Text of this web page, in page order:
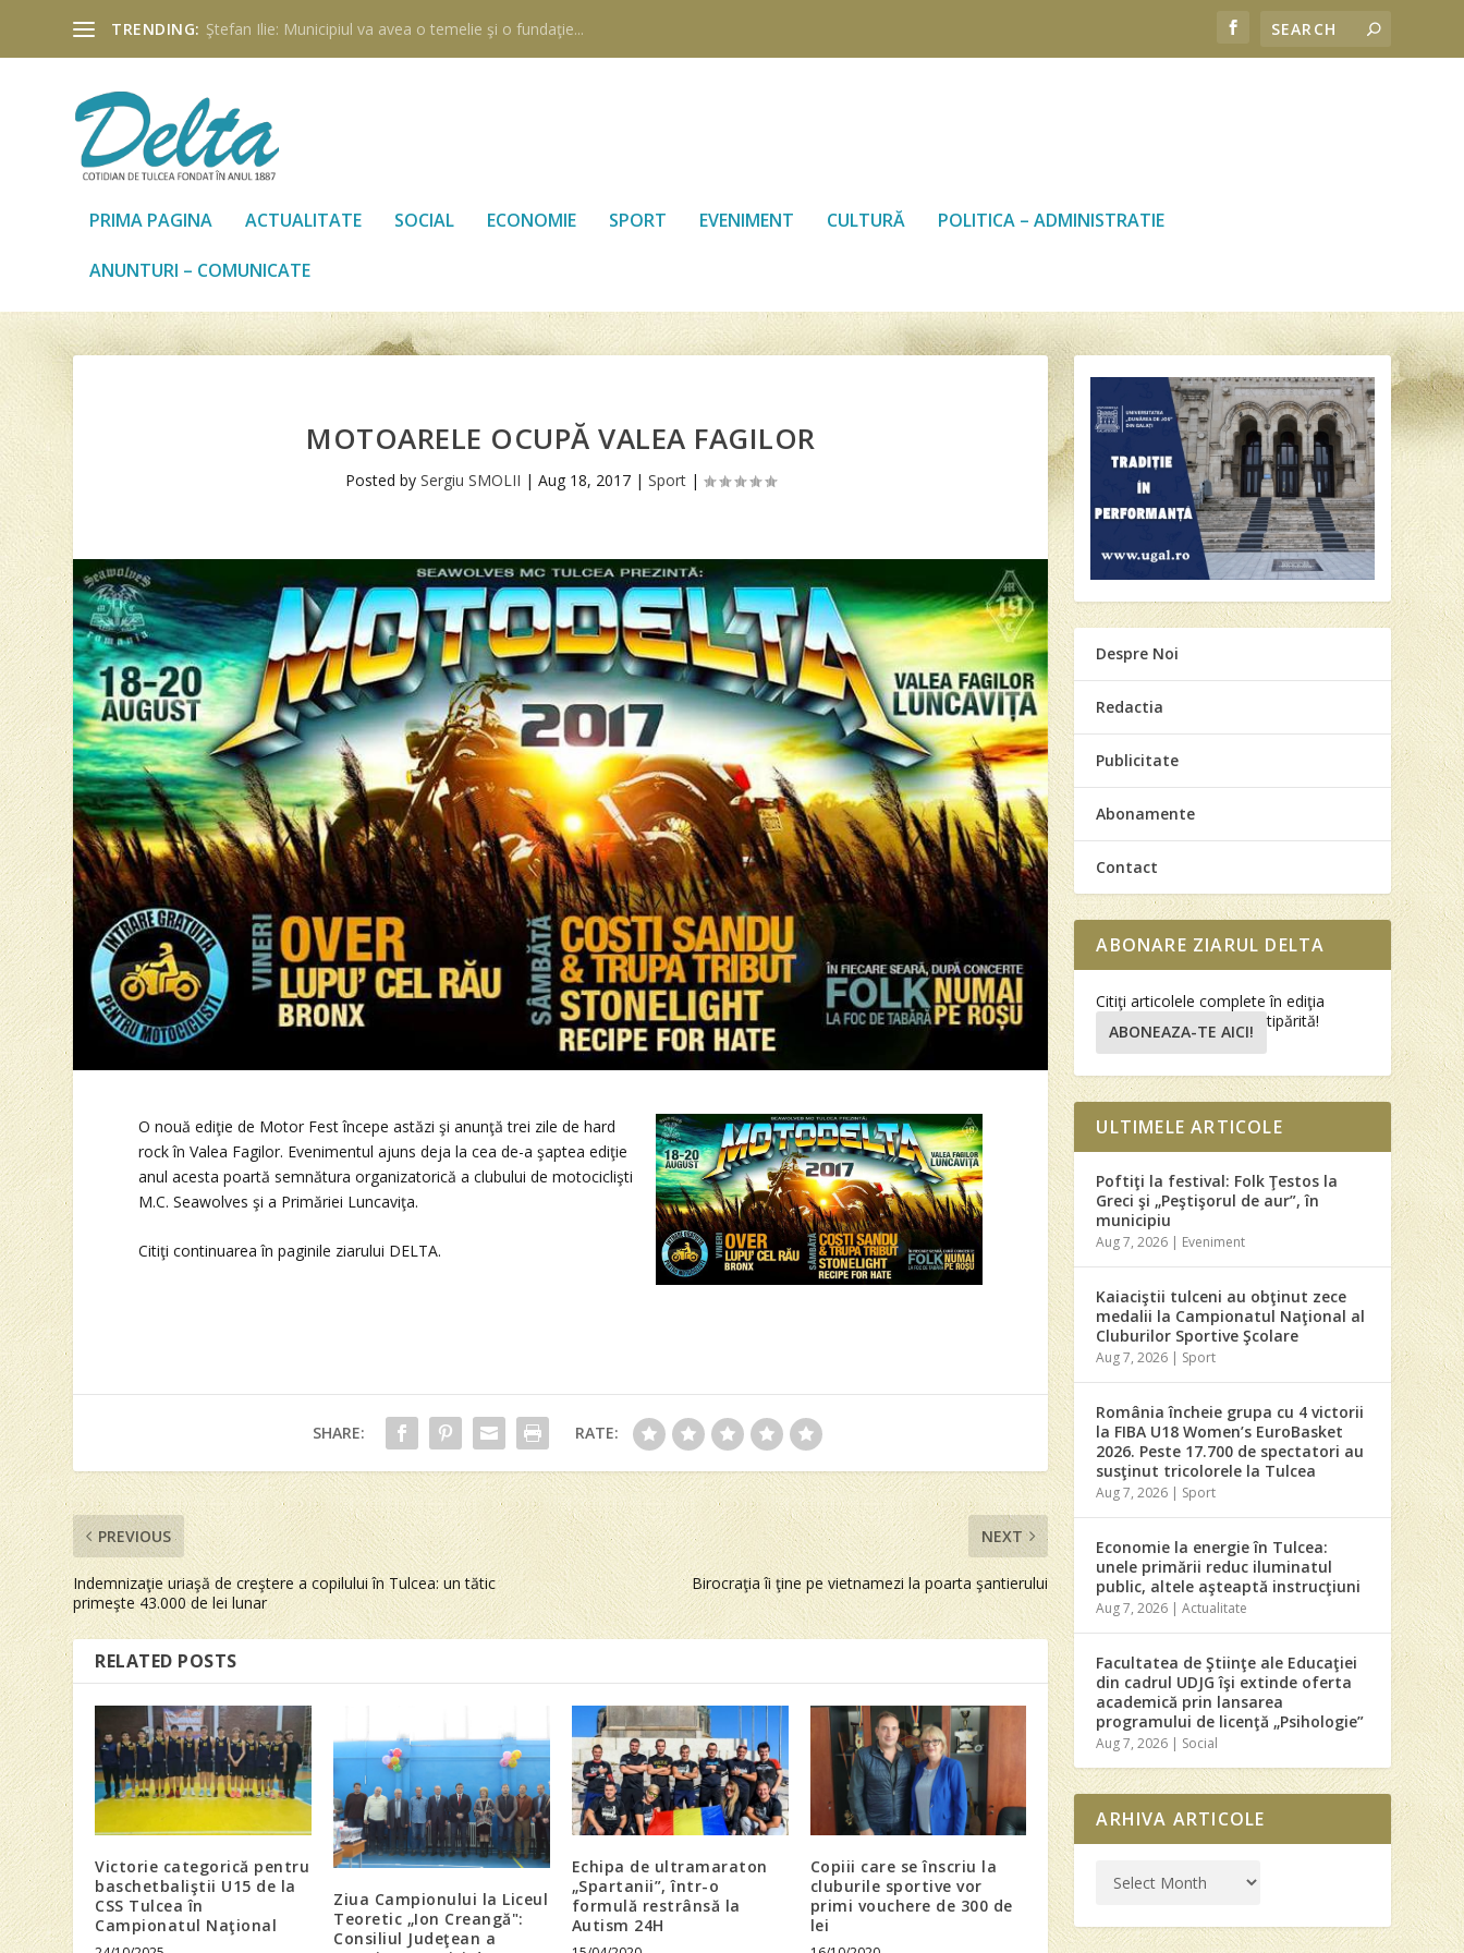
TRENDING: Ştefan Ilie: Municipiul va avea o temelie şi o fundaţie...
PRIMA PAGINA ACTUALITATE SOCIAL ECONOMIE SPORT EVENIMENT CULTURĂ POLITICA – ADMINISTRATIE
ANUNTURI – COMUNICATE
MOTOARELE OCUPĂ VALEA FAGILOR
Posted bySergiu SMOLII |Aug 18, 2017 |Sport |
O nouă ediţie de Motor Fest începe astăzi şi anunţă trei zile de hard
rock în Valea Fagilor. Evenimentul ajuns deja la cea de-a şaptea ediţie
anul acesta poartă semnătura organizatorică a clubului de motociclişti
M.C. Seawolves şi a Primăriei Luncaviţa.
Citiţi continuarea în paginile ziarului DELTA.
SHARE: RATE:
PREVIOUS
Indemnizaţie uriaşă de creştere a copilului în Tulcea: un tătic
primeşte 43.000 de lei lunar
NEXT
Birocraţia îi ţine pe vietnamezi la poarta şantierului
RELATED POSTS
Victorie categorică pentru
baschetbaliştii U15 de la
CSS Tulcea în
Campionatul Naţional
Ziua Campionului la Liceul
Teoretic „Ion Creangă":
Consiliul Judeţean a
Echipa de ultramaraton
„Spartanii”, într-o
formulă restrânsă la
Autism 24H
Copiii care se înscriu la
cluburile sportive vor
primi vouchere de 300 de
lei
Despre Noi
Redactia
Publicitate
Abonamente
Contact
ABONARE ZIARUL DELTA
Citiţi articolele complete în ediţia
tipărită!
ABONEAZA-TE AICI!
ULTIMELE ARTICOLE
Poftiţi la festival: Folk Ţestos la
Greci şi „Peştişorul de aur”, în
municipiu
Aug 7, 2026 | Eveniment
Kaiaciştii tulceni au obţinut zece
medalii la Campionatul Naţional al
Cluburilor Sportive Şcolare
Aug 7, 2026 | Sport
România încheie grupa cu 4 victorii
la FIBA U18 Women’s EuroBasket
2026. Peste 17.700 de spectatori au
susţinut tricolorele la Tulcea
Aug 7, 2026 | Sport
Economie la energie în Tulcea:
unele primării reduc iluminatul
public, altele aşteaptă instrucţiuni
Aug 7, 2026 |Actualitate
Facultatea de Ştiinţe ale Educaţiei
din cadrul UDJG îşi extinde oferta
academică prin lansarea
programului de licenţă „Psihologie”
Aug 7, 2026 | Social
ARHIVA ARTICOLE